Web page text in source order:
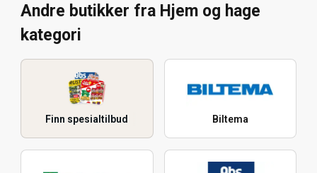
Andre butikker fra Hjem og hage
kategori
Finn spesialtilbud Biltema